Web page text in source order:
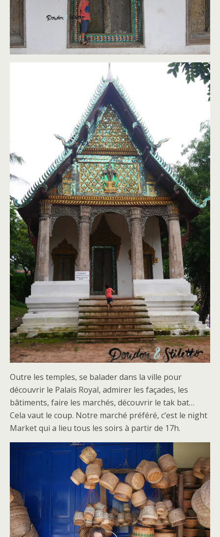
Outre les temples, se balader dans la ville pour
découvrir le Palais Royal, admirer les façades, les
bâtiments, faire les marchés, découvrir le tak bat…
Cela vaut le coup. Notre marché préféré, c’est le night
Market qui a lieu tous les soirs à partir de 17h.